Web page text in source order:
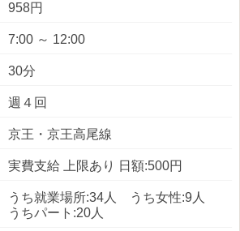
958円
7:00 ～ 12:00
30分
週４回
京王・京王高尾線
実費支給 上限あり 日額:500円
うち就業場所:34人 うち女性:9人
うちパート:20人